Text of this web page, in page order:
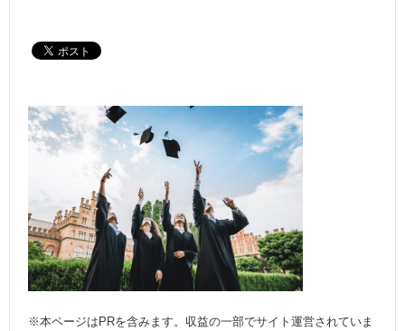
※本ページはPRを含みます。収益の一部でサイト運営されていま